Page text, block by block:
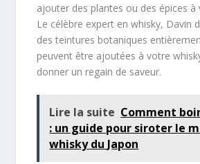
ajouter des plantes ou des épices à
Le célèbre expert en whisky, Davin
des teintures botaniques
peuvent être ajoutées à votre
donner un regain de saveur.
Lire la suite Comment
: un guide pour siroter le
whisky du Japon